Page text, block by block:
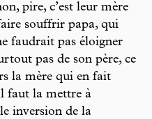
pire, c’est leur mère
souffrir papa, qui
faudrait pas éloigner
pas de son père, ce
la mère qui en fait
faut la mettre à
inversion de la